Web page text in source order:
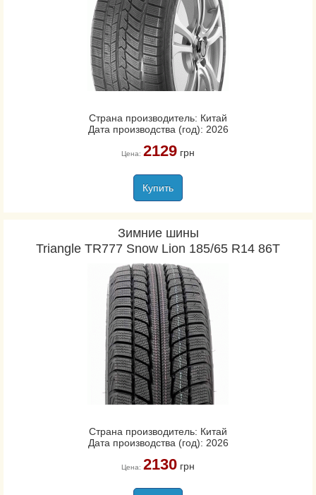
Страна производитель: Китай
Дата производства (год): 2026
Цена: 2129грн
Купить
Зимние шины
Triangle TR777 Snow Lion 185/65 R14 86T
Страна производитель: Китай
Дата производства (год): 2026
Цена: 2130грн